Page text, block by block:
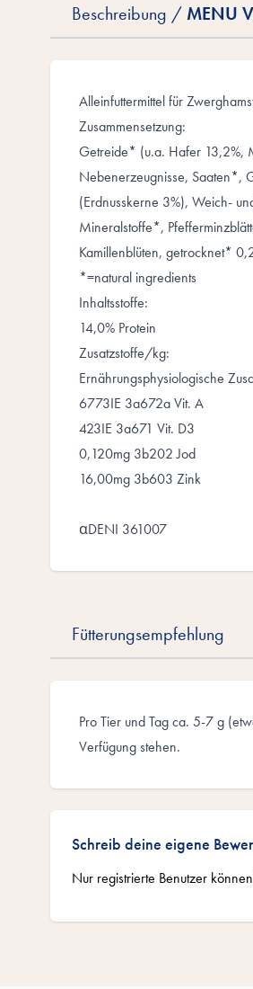
Beschreibung / MENU
Alleinfuttermittel für
Zusammensetzung:
Getreide* (u.a. Hafer 13,2%,
Nebenerzeugnisse, Saaten*,
(Erdnusskerne 3%), Weich-
Mineralstoffe*,
Kamillenblüten, getrocknet*
*=natural ingredients
Inhaltsstoffe:
14,0% Protein
Zusatzstoffe/kg:
Ernährungsphysiologische
6773IE 3a672a Vit. A
423IE 3a671 Vit. D3
0,120mg 3b202 Jod
16,00mg 3b603 Zink
αDENI 361007
Fütterungsempfehlung
Pro Tier und Tag ca. 5-7 g
Verfügung stehen.
Schreib deine eigene
Nur registrierte Benutzer